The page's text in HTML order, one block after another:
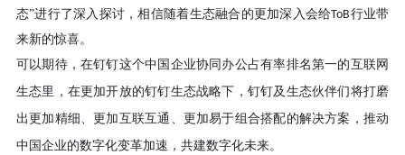
态”进行了深入探讨，相信随着生态融合的更加深入会给ToB行业带
来新的惊喜。
可以期待，在钉钉这个中国企业协同办公占有率排名第一的互联网
生态里，在更加开放的钉钉生态战略下，钉钉及生态伙伴们将打磨
出更加精细、更加互联互通、更加易于组合搭配的解决方案，推动
中国企业的数字化变革加速，共建数字化未来。